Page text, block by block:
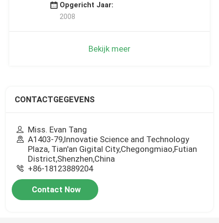
Opgericht Jaar:
2008
Bekijk meer
CONTACTGEGEVENS
Miss. Evan Tang
A1403-79,Innovatie Science and Technology
Plaza, Tian'an Gigital City,Chegongmiao,Futian
District,Shenzhen,China
+86-18123889204
Contact Now